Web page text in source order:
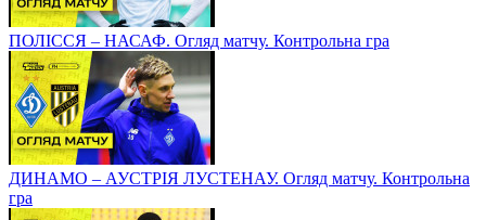
ПОЛІССЯ – НАСАФ. Огляд матчу. Контрольна гра
ДИНАМО – АУСТРІЯ ЛУСТЕНАУ. Огляд матчу. Контрольна
гра